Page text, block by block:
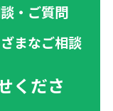
・ご質問
まなご相談
くださ